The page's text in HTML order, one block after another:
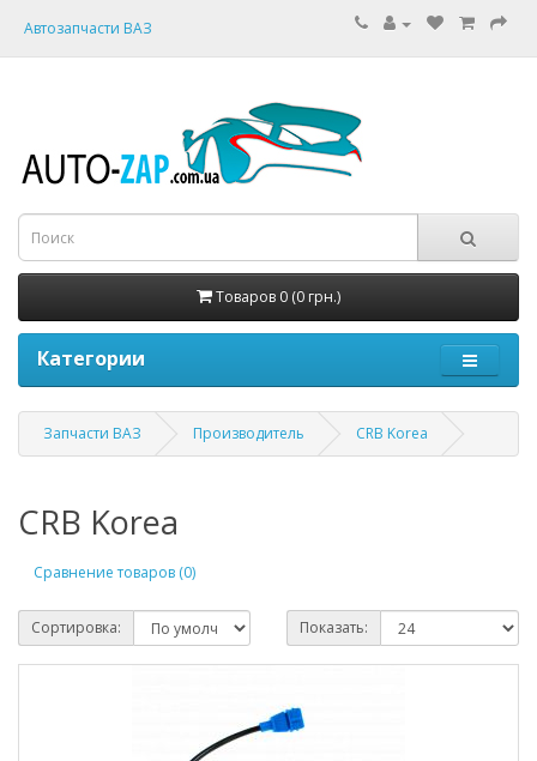
Автозапчасти ВАЗ
Товаров 0 (0 грн.)
Категории
Запчасти ВАЗ Производитель CRB Korea
CRB Korea
Сравнение товаров (0)
Сортировка: Показать: